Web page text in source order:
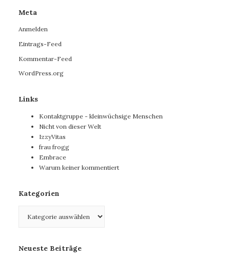
Meta
Anmelden
Eintrags-Feed
Kommentar-Feed
WordPress.org
Links
Kontaktgruppe - kleinwüchsige Menschen
Nicht von dieser Welt
IzzyVitas
frau frogg
Embrace
Warum keiner kommentiert
Kategorien
Neueste Beiträge